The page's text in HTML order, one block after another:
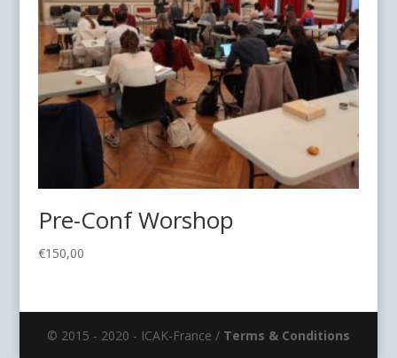
Pre-Conf Worshop
€150,00
© 2015 - 2020 - ICAK-France / Terms & Conditions